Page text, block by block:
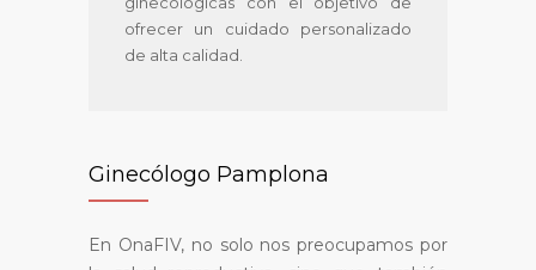
ofrecer un cuidado personalizado
de alta calidad.
Ginecólogo Pamplona
En OnaFIV, no solo nos preocupamos por